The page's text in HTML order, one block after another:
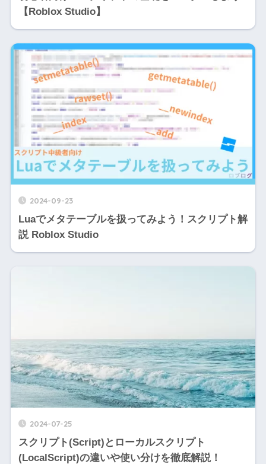
【Roblox Studio】
2024-09-23
Luaでメタテーブルを扱ってみよう！スクリプト解
説 Roblox Studio
2024-07-25
スクリプト(Script)とローカルスクリプト
(LocalScript)の違いや使い分けを徹底解説！